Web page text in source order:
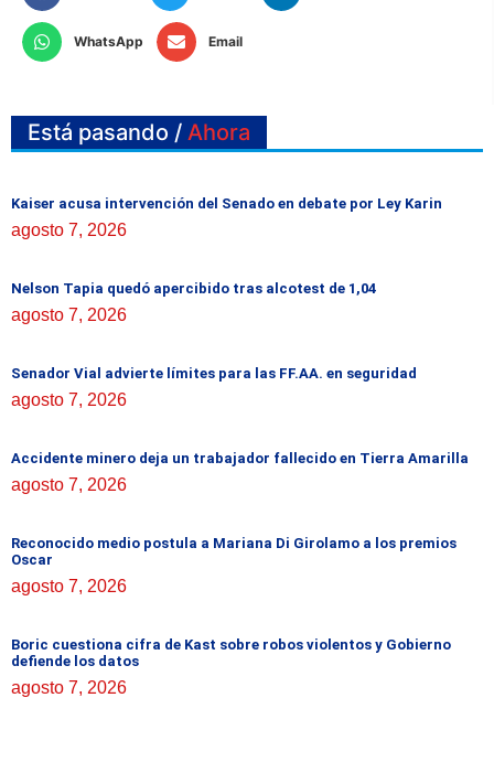
WhatsApp Email
Está pasando / Ahora
Kaiser acusa intervención del Senado en debate por Ley Karin
agosto 7, 2026
Nelson Tapia quedó apercibido tras alcotest de 1,04
agosto 7, 2026
Senador Vial advierte límites para las FF.AA. en seguridad
agosto 7, 2026
Accidente minero deja un trabajador fallecido en Tierra Amarilla
agosto 7, 2026
Reconocido medio postula a Mariana Di Girolamo a los premios
Oscar
agosto 7, 2026
Boric cuestiona cifra de Kast sobre robos violentos y Gobierno
defiende los datos
agosto 7, 2026